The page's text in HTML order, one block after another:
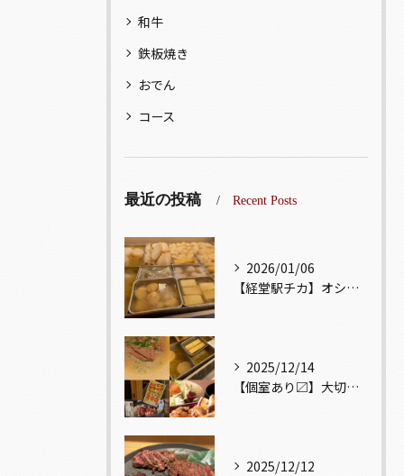
和牛
鉄板焼き
おでん
コース
最近の投稿 Recent Posts
2026/01/06
【経堂駅チカ】オシャレ居酒屋🏮出汁が美味しいおでんがオススメ...
2025/12/14
【個室あり〼】大切な記念日、お祝い事でのご来店ぜひお待ちして...
2025/12/12